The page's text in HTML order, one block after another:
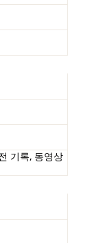
기록, 동영상